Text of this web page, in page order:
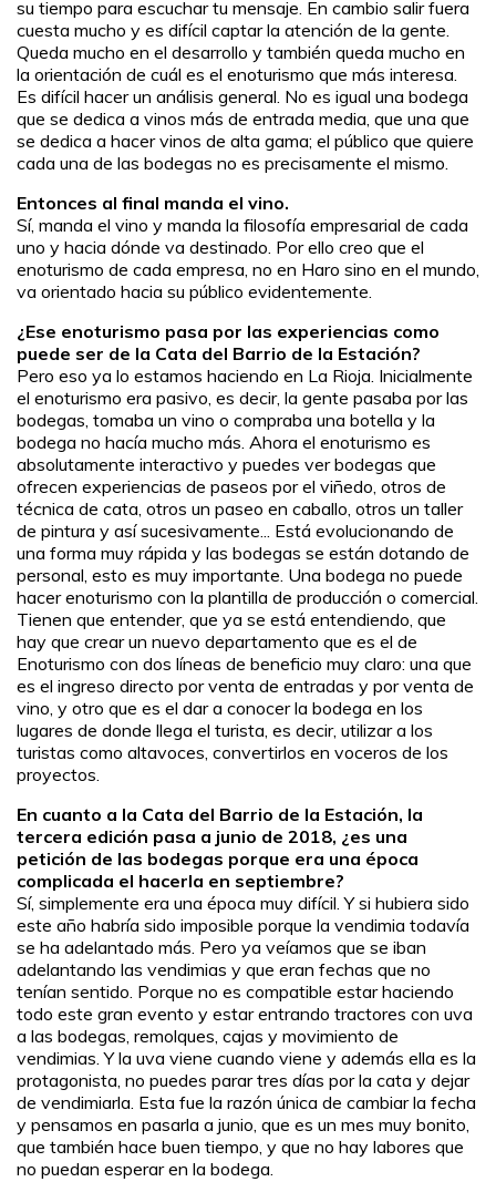
su tiempo para escuchar tu mensaje. En cambio salir fuera
cuesta mucho y es difícil captar la atención de la gente.
Queda mucho en el desarrollo y también queda mucho en
la orientación de cuál es el enoturismo que más interesa.
Es difícil hacer un análisis general. No es igual una bodega
que se dedica a vinos más de entrada media, que una que
se dedica a hacer vinos de alta gama; el público que quiere
cada una de las bodegas no es precisamente el mismo.
Entonces al final manda el vino.
Sí, manda el vino y manda la filosofía empresarial de cada
uno y hacia dónde va destinado. Por ello creo que el
enoturismo de cada empresa, no en Haro sino en el mundo,
va orientado hacia su público evidentemente.
¿Ese enoturismo pasa por las experiencias como
puede ser de la Cata del Barrio de la Estación?
Pero eso ya lo estamos haciendo en La Rioja. Inicialmente
el enoturismo era pasivo, es decir, la gente pasaba por las
bodegas, tomaba un vino o compraba una botella y la
bodega no hacía mucho más. Ahora el enoturismo es
absolutamente interactivo y puedes ver bodegas que
ofrecen experiencias de paseos por el viñedo, otros de
técnica de cata, otros un paseo en caballo, otros un taller
de pintura y así sucesivamente... Está evolucionando de
una forma muy rápida y las bodegas se están dotando de
personal, esto es muy importante. Una bodega no puede
hacer enoturismo con la plantilla de producción o comercial.
Tienen que entender, que ya se está entendiendo, que
hay que crear un nuevo departamento que es el de
Enoturismo con dos líneas de beneficio muy claro: una que
es el ingreso directo por venta de entradas y por venta de
vino, y otro que es el dar a conocer la bodega en los
lugares de donde llega el turista, es decir, utilizar a los
turistas como altavoces, convertirlos en voceros de los
proyectos.
En cuanto a la Cata del Barrio de la Estación, la
tercera edición pasa a junio de 2018, ¿es una
petición de las bodegas porque era una época
complicada el hacerla en septiembre?
Sí, simplemente era una época muy difícil. Y si hubiera sido
este año habría sido imposible porque la vendimia todavía
se ha adelantado más. Pero ya veíamos que se iban
adelantando las vendimias y que eran fechas que no
tenían sentido. Porque no es compatible estar haciendo
todo este gran evento y estar entrando tractores con uva
a las bodegas, remolques, cajas y movimiento de
vendimias. Y la uva viene cuando viene y además ella es la
protagonista, no puedes parar tres días por la cata y dejar
de vendimiarla. Esta fue la razón única de cambiar la fecha
y pensamos en pasarla a junio, que es un mes muy bonito,
que también hace buen tiempo, y que no hay labores que
no puedan esperar en la bodega.